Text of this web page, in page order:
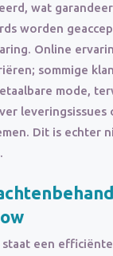
wat
worden
Online
sommige
mode,
leveringsissues
Dit is echter
staat een